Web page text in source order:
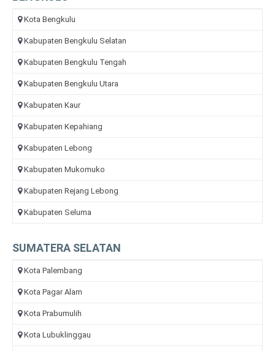
Kota Bengkulu
Kabupaten Bengkulu Selatan
Kabupaten Bengkulu Tengah
Kabupaten Bengkulu Utara
Kabupaten Kaur
Kabupaten Kepahiang
Kabupaten Lebong
Kabupaten Mukomuko
Kabupaten Rejang Lebong
Kabupaten Seluma
SUMATERA SELATAN
Kota Palembang
Kota Pagar Alam
Kota Prabumulih
Kota Lubuklinggau